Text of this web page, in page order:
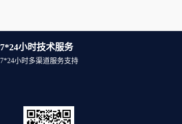
7*24小时技术服务
7*24小时多渠道服务支持